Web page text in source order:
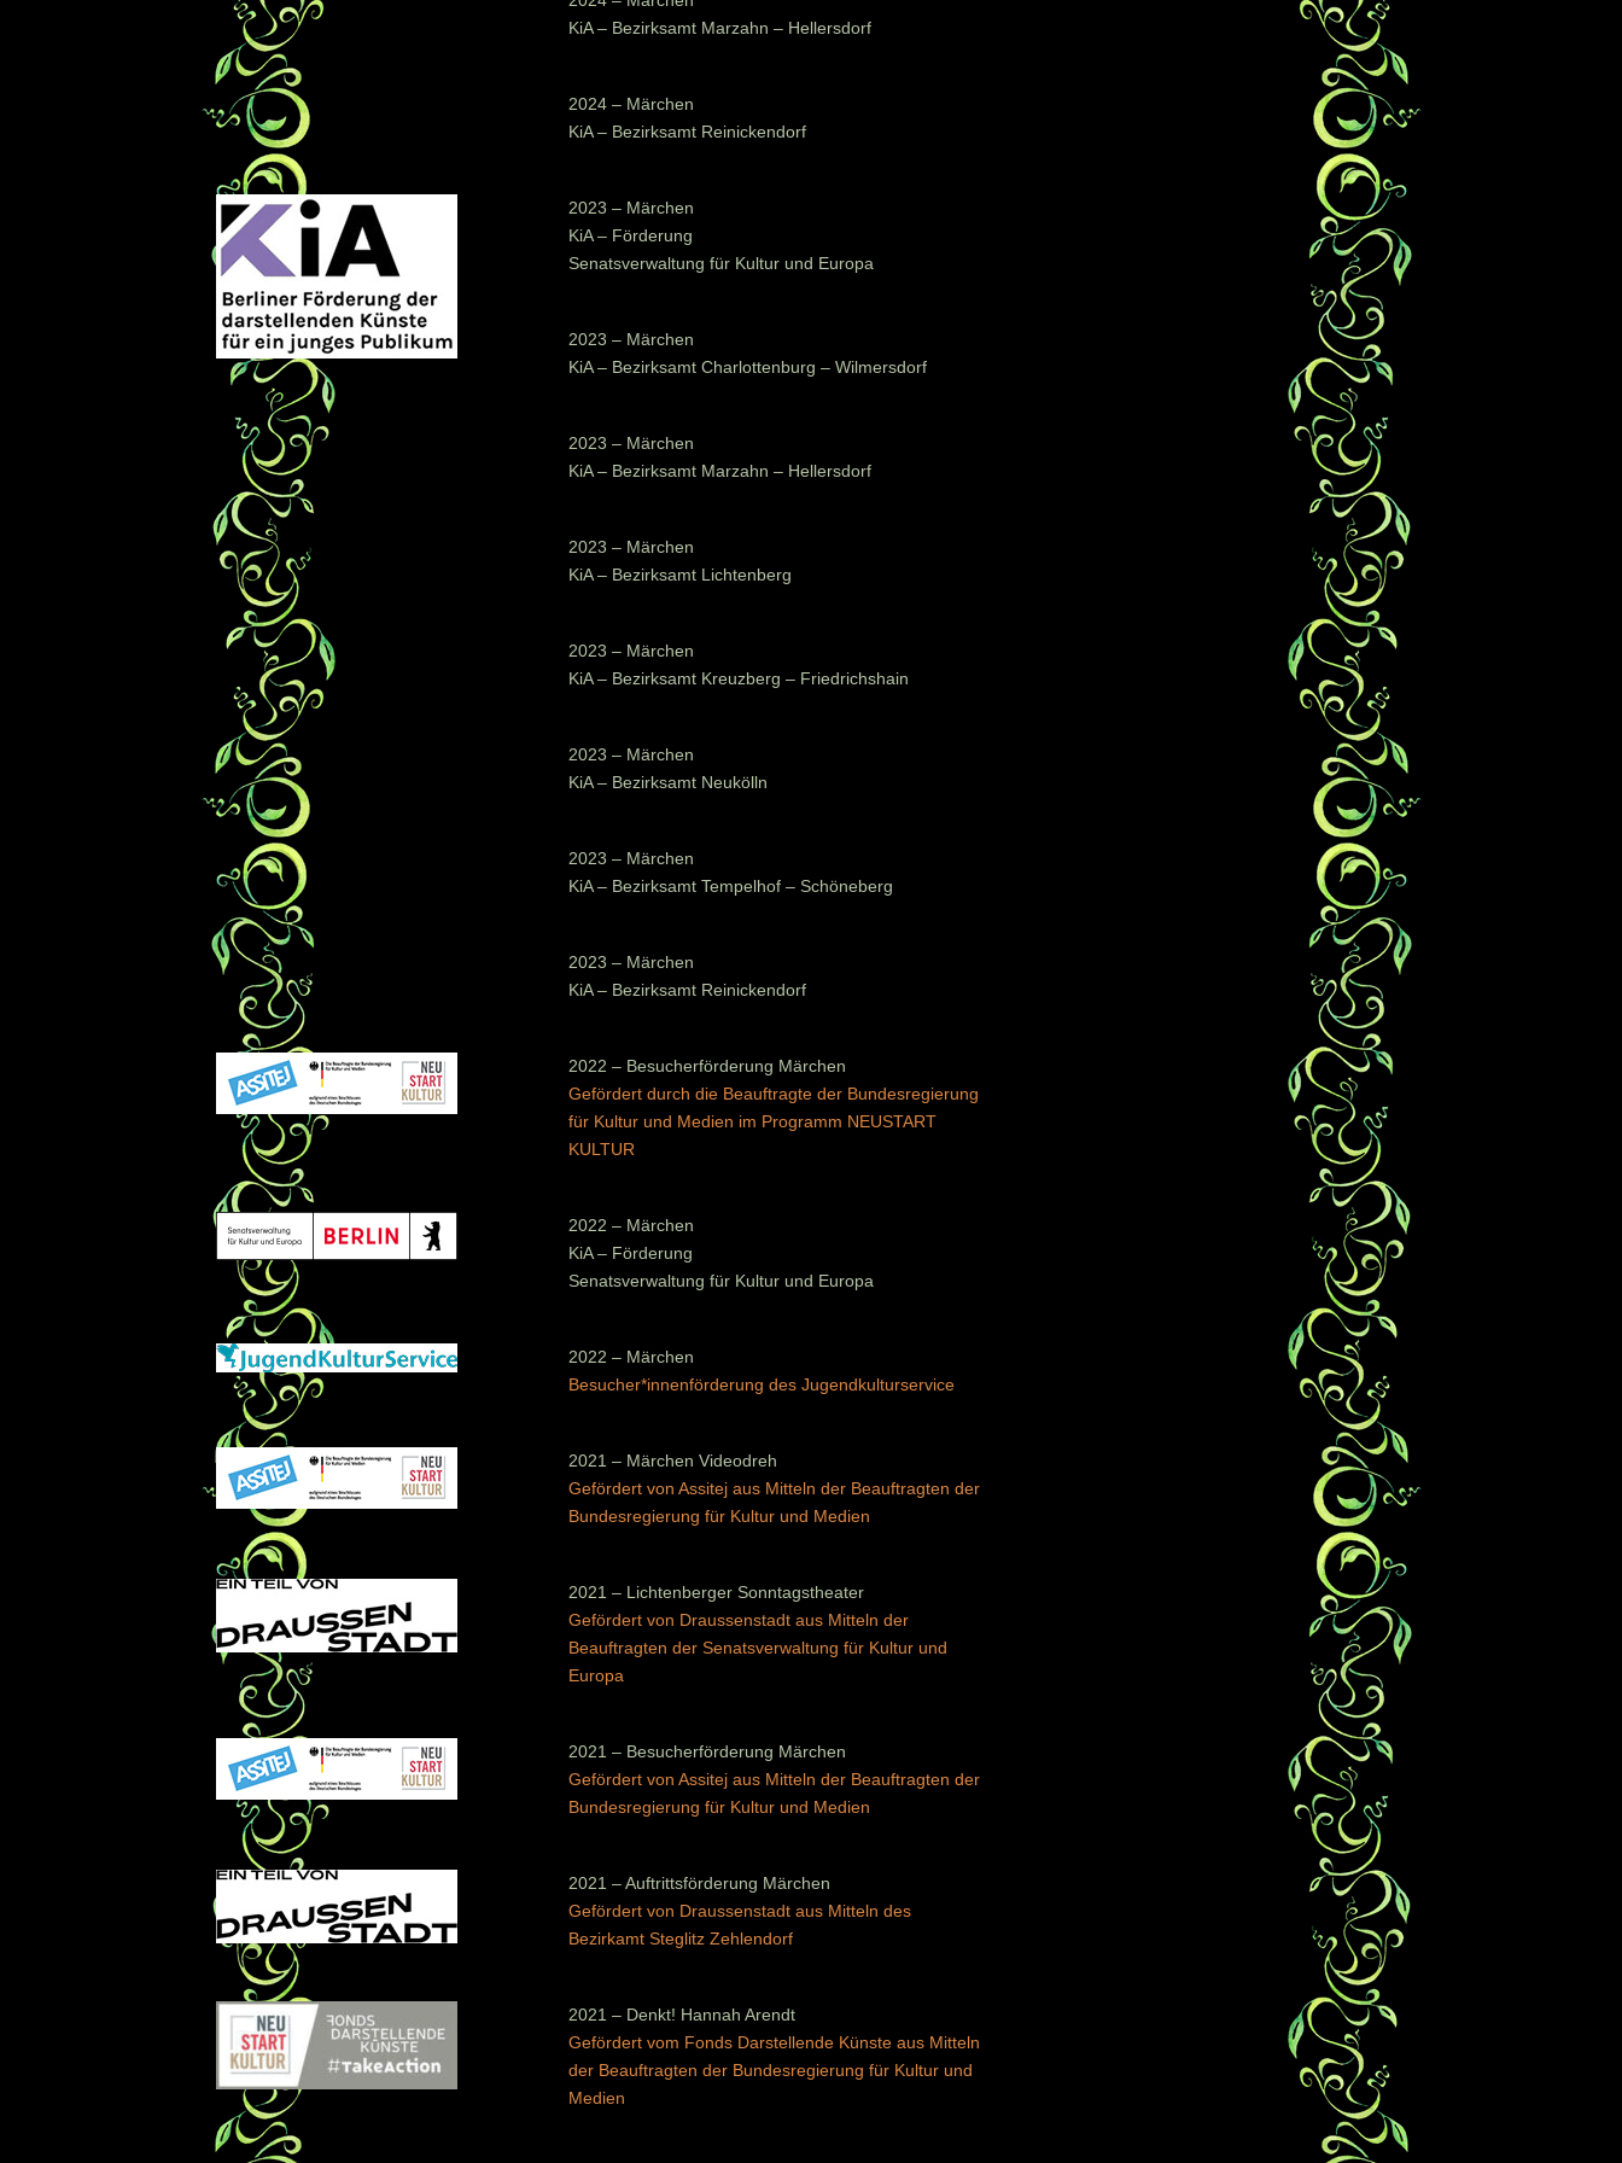
KiA – Bezirksamt Marzahn – Hellersdorf
2024 – Märchen
KiA – Bezirksamt Reinickendorf
2023 – Märchen
KiA – Förderung
Senatsverwaltung für Kultur und Europa
2023 – Märchen
KiA – Bezirksamt Charlottenburg – Wilmersdorf
2023 – Märchen
KiA – Bezirksamt Marzahn – Hellersdorf
2023 – Märchen
KiA – Bezirksamt Lichtenberg
2023 – Märchen
KiA – Bezirksamt Kreuzberg – Friedrichshain
2023 – Märchen
KiA – Bezirksamt Neukölln
2023 – Märchen
KiA – Bezirksamt Tempelhof – Schöneberg
2023 – Märchen
KiA – Bezirksamt Reinickendorf
2022 – Besucherförderung Märchen
Gefördert durch die Beauftragte der Bundesregierung
für Kultur und Medien im Programm NEUSTART
KULTUR
2022 – Märchen
KiA – Förderung
Senatsverwaltung für Kultur und Europa
2022 – Märchen
Besucher*innenförderung des Jugendkulturservice
2021 – Märchen Videodreh
Gefördert von Assitej aus Mitteln der Beauftragten der
Bundesregierung für Kultur und Medien
2021 – Lichtenberger Sonntagstheater
Gefördert von Draussenstadt aus Mitteln der
Beauftragten der Senatsverwaltung für Kultur und
Europa
2021 – Besucherförderung Märchen
Gefördert von Assitej aus Mitteln der Beauftragten der
Bundesregierung für Kultur und Medien
2021 – Auftrittsförderung Märchen
Gefördert von Draussenstadt aus Mitteln des
Bezirkamt Steglitz Zehlendorf
2021 – Denkt! Hannah Arendt
Gefördert vom Fonds Darstellende Künste aus Mitteln
der Beauftragten der Bundesregierung für Kultur und
Medien